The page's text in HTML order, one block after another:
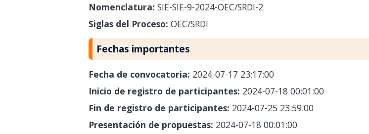
Nomenclatura: SIE-SIE-9-2024-OEC/SRDI-2
Siglas del Proceso: OEC/SRDI
Fechas importantes
Fecha de convocatoria: 2024-07-17 23:17:00
Inicio de registro de participantes: 2024-07-18 00:01:00
Fin de registro de participantes: 2024-07-25 23:59:00
Presentación de propuestas: 2024-07-18 00:01:00